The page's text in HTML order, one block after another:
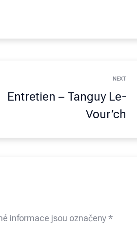
NEXT
Entretien – Tanguy Le-
Vour’ch
informace jsou označeny*